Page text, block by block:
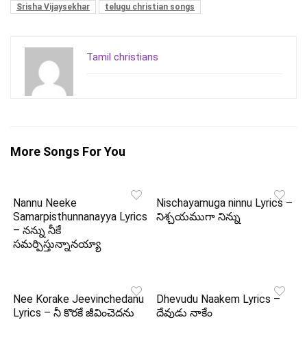
Srisha Vijaysekhar telugu christian songs
Tamil christians
More Songs For You
Nannu Neeke
Samarpisthunnanayya Lyrics
– నన్ను నీకే
సమర్పిస్తున్నానయ్యా
Nischayamuga ninnu Lyrics –
నిశ్చయముగా నిన్ను
Nee Korake Jeevinchedanu
Lyrics – నీ కొరకే జీవించెదను
Dhevudu Naakem Lyrics –
దేవుడు నాకేం